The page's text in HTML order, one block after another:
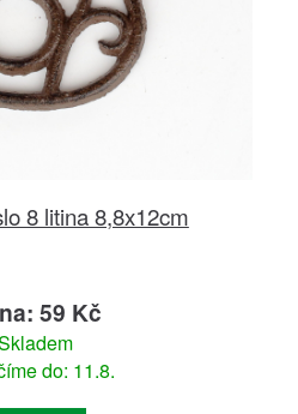
8 litina 8,8x12cm
59 Kč
do: 11.8.